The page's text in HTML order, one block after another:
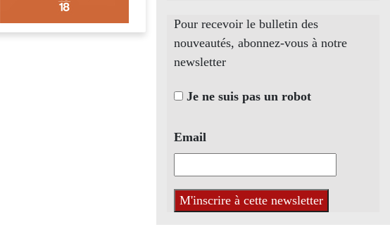
Pour recevoir le bulletin des
nouveautés, abonnez-vous à notre
newsletter
Je ne suis pas un robot
Email